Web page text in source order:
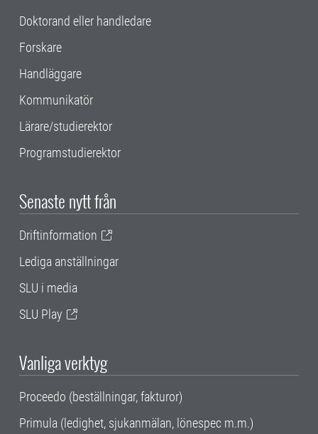
Doktorand eller handledare
Forskare
Handläggare
Kommunikatör
Lärare/studierektor
Programstudierektor
Senaste nytt från
Driftinformation
Lediga anställningar
SLU i media
SLU Play
Vanliga verktyg
Proceedo (beställningar, fakturor)
Primula (ledighet, sjukanmälan, lönespec m.m.)